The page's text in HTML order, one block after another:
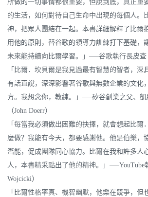
所做的一切事情都很重要，但說到底，真正重
的生活，如何對待自己生命中出現的每個人。
神，把眾人團結在一起。本書詳細解釋了比爾
用他的原則，替谷歌的領導力訓練打下基礎，
未來能持續向比爾學習。」──谷歌執行長皮查
「比爾．坎貝爾是我見過最有智慧的智者，深
有話直說，深深影響著谷歌與無數企業的文化
方。我想念你，教練。」──矽谷創業之父、
（John Doerr）
「每當我必須做出困難的抉擇，就會想起比爾
麼做？我能有今天，都要感謝他。他是伯樂，
潛能，促成團隊同心協力。比爾在我和許多人
人，本書精采點出了他的精神。」──YouTube
Wojcicki）
「比爾性格率真、機智幽默，他樂在競爭，但